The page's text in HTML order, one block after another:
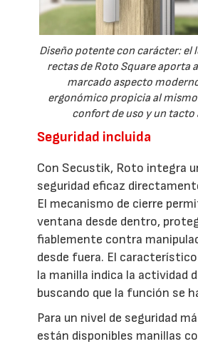
Diseño potente con carácter: el
rectas de Roto Square aporta
marcado aspecto
ergonómico propicia al
confort de uso y un tacto
Seguridad incluida
Con Secustik, Roto integra
seguridad eficaz
El mecanismo de cierre
ventana desde dentro,
fiablemente contra
desde fuera. El
la manilla indica la actividad
buscando que la función se
Para un nivel de seguridad
están disponibles manillas